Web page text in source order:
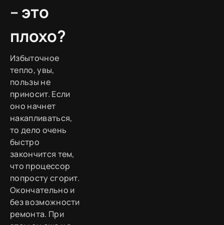
– это
плохо?
Избыточное
тепло, увы,
пользы не
приносит. Если
оно начнет
накапливаться,
то дело очень
быстро
закончится тем,
что процессор
попросту сгорит.
Окончательно и
без возможности
ремонта. При